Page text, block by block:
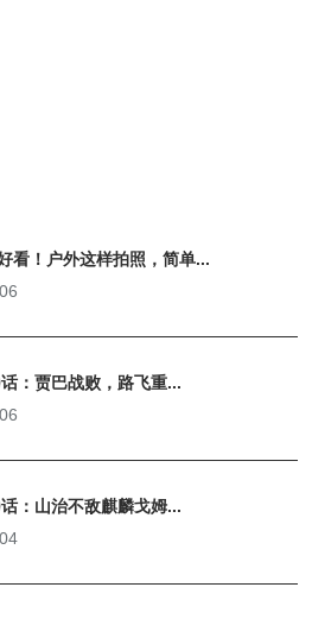
看！户外这样拍照，简单...
：贾巴战败，路飞重...
：山治不敌麒麟戈姆...